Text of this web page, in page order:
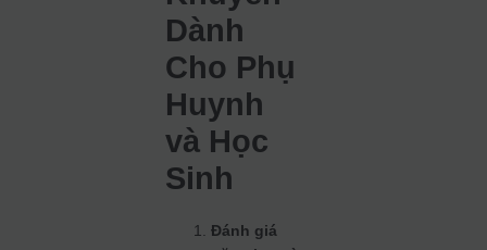
Dành
Cho Phụ
Huynh
và Học
Sinh
Đánh giá